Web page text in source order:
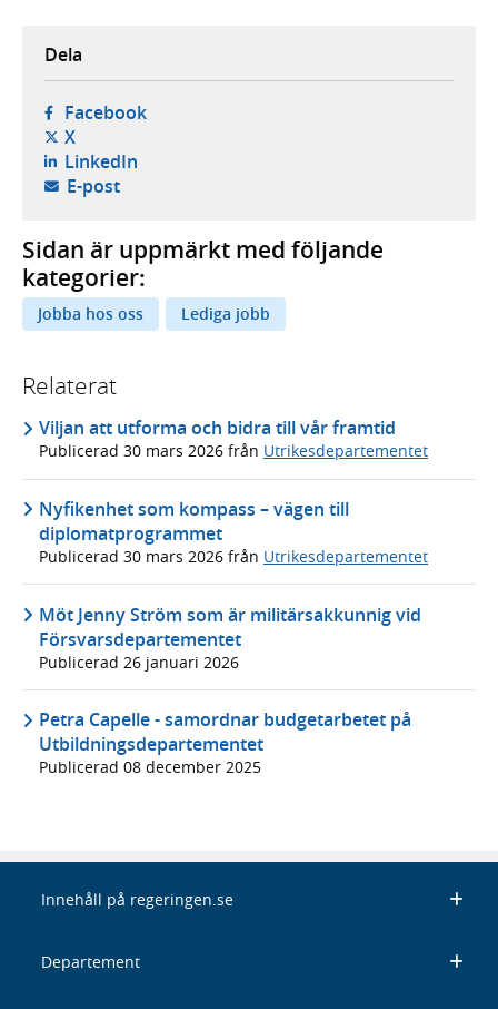
Dela
Facebook- öppnas i ny flik, extern webbplats,
X- öppnas i ny flik, extern webbplats,
LinkedIn- öppnas i ny flik, extern webbplats,
E-post- öppnar din e-postklient,
Sidan är uppmärkt med följande
kategorier:
Jobba hos oss Lediga jobb
Relaterat
Viljan att utforma och bidra till vår framtid
Publicerad 30 mars 2026 från Utrikesdepartementet
Nyfikenhet som kompass – vägen till
diplomatprogrammet
Publicerad 30 mars 2026 från Utrikesdepartementet
Möt Jenny Ström som är militärsakkunnig vid
Försvarsdepartementet
Publicerad 26 januari 2026
Petra Capelle - samordnar budgetarbetet på
Utbildningsdepartementet
Publicerad 08 december 2025
Innehåll på regeringen.se
Departement